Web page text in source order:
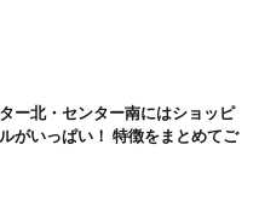
ー北・センター南にはショッピ
がいっぱい！ 特徴をまとめてご